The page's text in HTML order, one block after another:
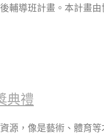
輔導班計畫。本計畫
典禮
源，像是藝術、體育